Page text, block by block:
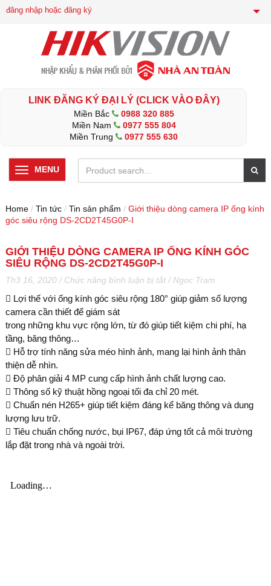
đăng nhập hoặc đăng ký
LINK ĐĂNG KÝ ĐẠI LÝ (CLICK VÀO ĐÂY)
Miền Bắc
0988 320 885
Miền Nam
0977 555 804
Miền Trung
0977 555 630
MENU
Home / Tin tức / Tin sản phẩm / Giới thiệu dòng camera IP ống kính
góc siêu rộng DS-2CD2T45G0P-I
GIỚI THIỆU DÒNG CAMERA IP ỐNG KÍNH GÓC
SIÊU RỘNG DS-2CD2T45G0P-I
Th3 16, 2020 / Chức năng bình luận bị tắtở
thiệu
camera
ống
kính
siêu
rộng
DS-
I
/ Ngoc Tram
 Lợi thế với ống kính góc siêu rộng 180° giúp giảm số lượng
camera cần thiết để giám sát
trong những khu vực rộng lớn, từ đó giúp tiết kiệm chi phí, hạ
tầng, băng thông…
 Hỗ trợ tính năng sửa méo hình ảnh, mang lại hình ảnh thân
thiện dễ nhìn.
 Độ phân giải 4 MP cung cấp hình ảnh chất lượng cao.
 Thông số kỹ thuật hồng ngoại tối đa chỉ 20 mét.
 Chuẩn nén H265+ giúp tiết kiệm đáng kể băng thông và dung
lượng lưu trữ.
 Tiêu chuẩn chống nước, bụi IP67, đáp ứng tốt cả môi trường
lắp đặt trong nhà và ngoài trời.